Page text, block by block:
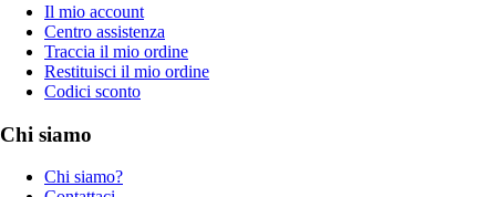
Il mio account
Centro assistenza
Traccia il mio ordine
Restituisci il mio ordine
Codici sconto
Chi siamo
Chi siamo?